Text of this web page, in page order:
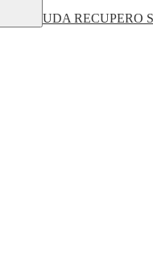
UDA RECUPERO